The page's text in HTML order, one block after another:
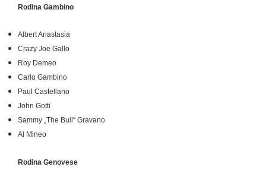
Rodina Gambino
Albert Anastasia
Crazy Joe Gallo
Roy Demeo
Carlo Gambino
Paul Castellano
John Gotti
Sammy „The Bull“ Gravano
Al Mineo
Rodina Genovese